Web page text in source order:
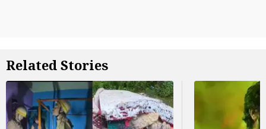
Related Stories